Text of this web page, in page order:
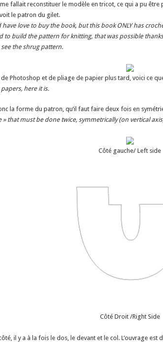
fallait reconstituer le modèle en tricot, ce qui a pu
le patron du gilet.
love to buy the book, but this book ONLY has
to build the pattern for knitting, that was possible
see the shrug pattern.
de Photoshop et de pliage de papier plus tard, voici ce
here it is.
la forme du patron, qu’il faut faire deux fois en
» that must be done twice, symmetrically (on vertical
Côté gauche/ Left side
Côté Droit /Right Side
il y a à la fois le dos, le devant et le col. L’ouvrage